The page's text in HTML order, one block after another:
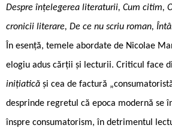
Despre înțelegerea literaturii, Cum citim,
cronicii literare, De ce nu scriu roman,
În esență, temele abordate de Nicolae
elogiu adus cărții și lecturii. Criticul face
inițiatică și cea de factură
desprinde regretul că epoca modernă se
înspre consumatorism, în detrimentul